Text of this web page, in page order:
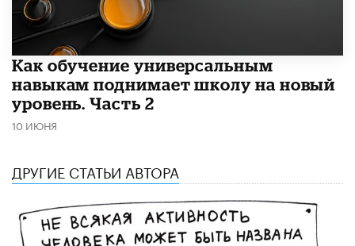
​Как обучение универсальным
навыкам поднимает школу на новый
уровень. Часть 2
10 ИЮНЯ
ДРУГИЕ СТАТЬИ АВТОРА